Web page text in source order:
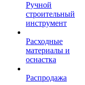
Ручной
строительный
инструмент
Расходные
материалы и
оснастка
Распродажа